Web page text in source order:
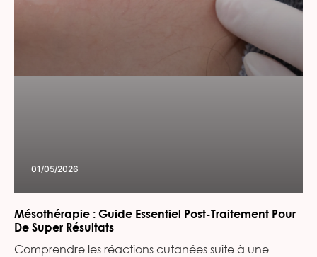
01/05/2026
Mésothérapie : Guide Essentiel Post-Traitement Pour
De Super Résultats
Comprendre les réactions cutanées suite à une